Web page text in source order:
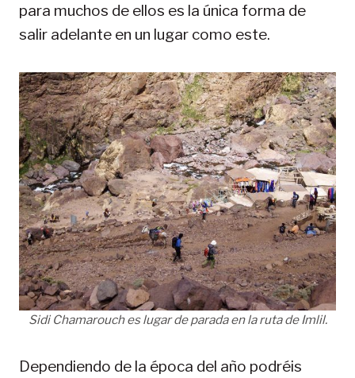
para muchos de ellos es la única forma de
salir adelante en un lugar como este.
Sidi Chamarouch es lugar de parada en la ruta de Imlil.
Dependiendo de la época del año podréis